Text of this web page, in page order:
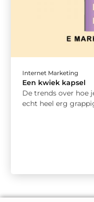
Internet Marketing
Een kwiek kapsel
De trends over hoe
echt heel erg